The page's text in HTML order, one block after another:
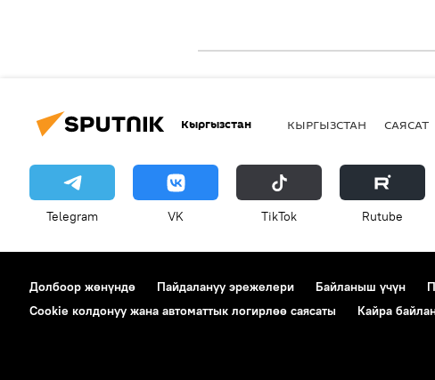
Кыргызстан КЫРГЫЗСТАН САЯСАТ
Telegram VK ТikТоk Rutube
Долбоор жөнүндө Пайдалануу эрежелери Байланыш үчүн
Cookie колдонуу жана автоматтык логирлөө саясаты
Кайра